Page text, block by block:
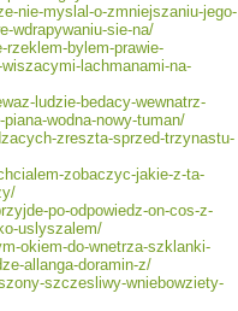
nie-myslal-o-zmniejszaniu-jego-
wdrapywaniu-sie-na/
rzeklem-bylem-prawie-
lachmanami-na-
ludzie-bedacy-wewnatrz-
wodna-nowy-tuman/
zreszta-sprzed-trzynastu-
zobaczyc-jakie-z-ta-
po-odpowiedz-on-cos-z-
uslyszalem/
okiem-do-wnetrza-szklanki-
allanga-doramin-z/
szczesliwy-wniebowziety-